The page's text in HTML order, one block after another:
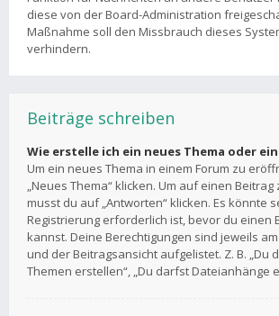
diese von der Board-Administration
Maßnahme soll den Missbrauch dieses
verhindern.
Beiträge schreiben
Wie erstelle ich ein neues Thema oder
Um ein neues Thema in einem Forum zu
„Neues Thema“ klicken. Um auf einen
musst du auf „Antworten“ klicken. Es könnte
Registrierung erforderlich ist, bevor du einen
kannst. Deine Berechtigungen sind jeweils
und der Beitragsansicht aufgelistet. Z. B. „Du
Themen erstellen“, „Du darfst Dateianhänge